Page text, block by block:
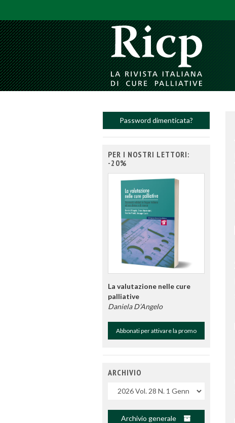
Password dimenticata?
PER I NOSTRI LETTORI:
-20%
La valutazione nelle cure
palliative
Daniela D’Angelo
Abbonati per attivare la promo
ARCHIVIO
Uscite
Archivio generale